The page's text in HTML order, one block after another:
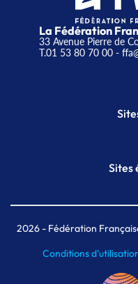
La Fédération
33 Avenue Pierre de
T.01 53 80 70 00-
Sites
MAIF
2026- Fédération
Conditions